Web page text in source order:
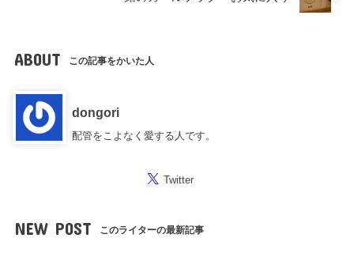
ABOUT この記事をかいた人
dongori
配管をこよなく愛する人です。
Twitter
NEW POST このライターの最新記事